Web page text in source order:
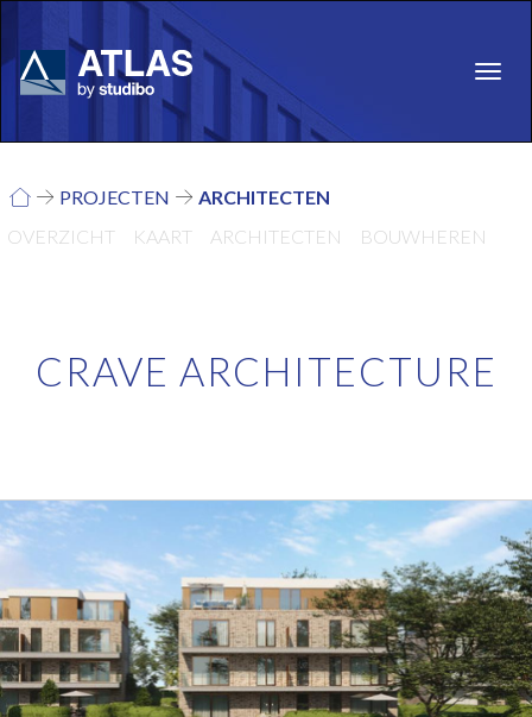
main
content
PROJECTEN
ARCHITECTEN
OVERZICHT
KAART ARCHITECTEN BOUWHEREN
CRAVE ARCHITECTURE